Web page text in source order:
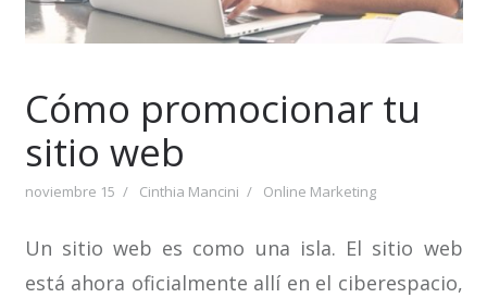
Cómo promocionar tu
sitio web
noviembre 15 Cinthia Mancini Online Marketing
Un sitio web es como una isla. El sitio web
está ahora oficialmente allí en el ciberespacio,